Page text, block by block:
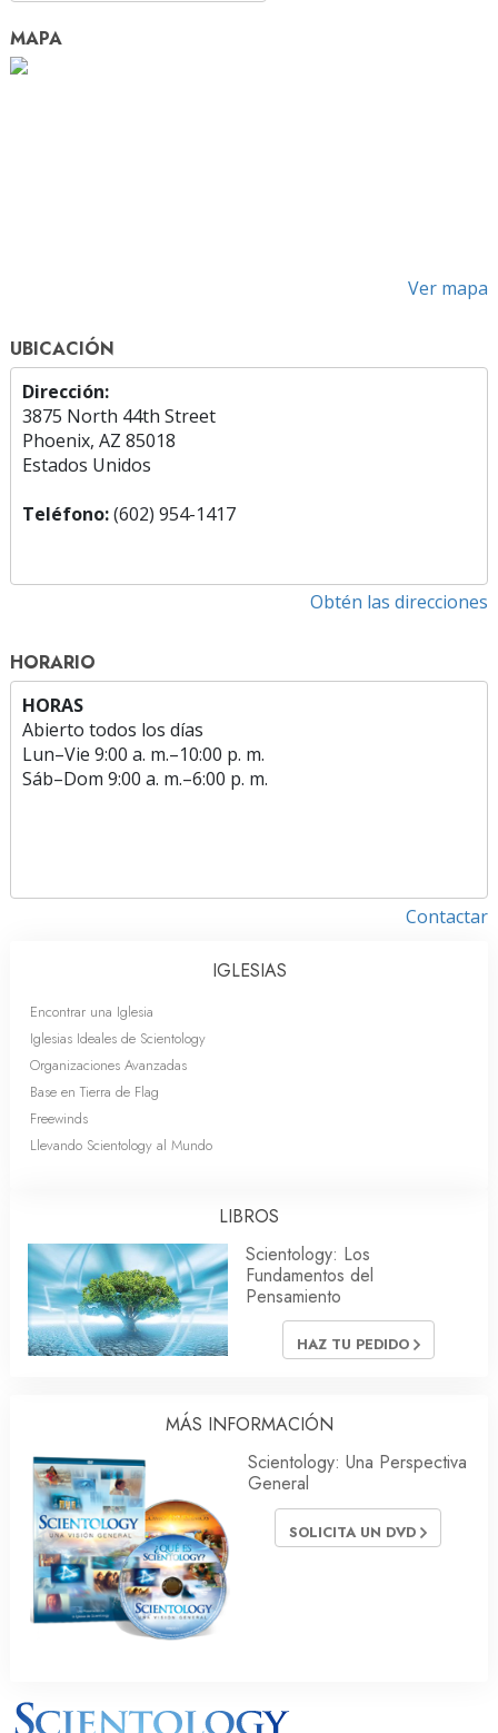
MAPA
Ver mapa
UBICACIÓN
Dirección:
3875 North 44th Street
Phoenix, AZ 85018
Estados Unidos
Teléfono:(602) 954-1417
Obtén las direcciones
HORARIO
HORAS
Abierto todos los días
Lun–Vie 9:00 a. m.–10:00 p. m.
Sáb–Dom 9:00 a. m.–6:00 p. m.
Contactar
IGLESIAS
Encontrar una Iglesia
Iglesias Ideales de Scientology
Organizaciones Avanzadas
Base en Tierra de Flag
Freewinds
Llevando Scientology al Mundo
LIBROS
Scientology: Los
Fundamentos del
Pensamiento
HAZ TU PEDIDO
MÁS INFORMACIÓN
Scientology: Una Perspectiva
General
SOLICITA UN DVD